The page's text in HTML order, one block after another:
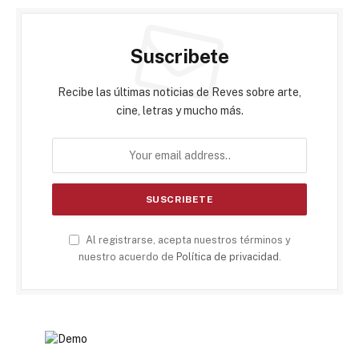
Suscribete
Recibe las últimas noticias de Reves sobre arte,
cine, letras y mucho más.
Al registrarse, acepta nuestros términos y
nuestro acuerdo de Política de privacidad .